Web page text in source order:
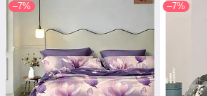
–7% –7%